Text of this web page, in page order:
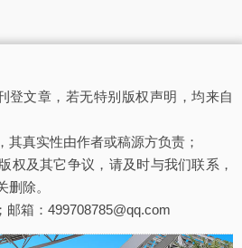
登文章，若无特别版权声明，均来自
其真实性由作者或稿源方负责；
权及其它争议，请及时与我们联系，
除。
邮箱：499708785@qq.com